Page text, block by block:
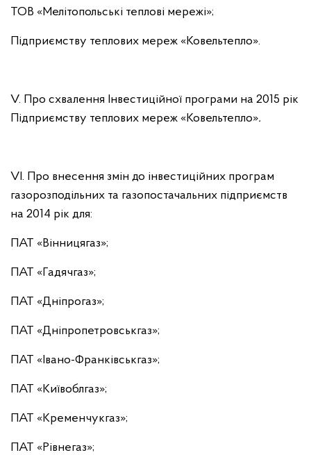
ТОВ «Мелітопольські теплові мережі»;
Підприємству теплових мереж «Ковельтепло».
V. Про схвалення Інвестиційної програми на 2015 рік
Підприємству теплових мереж «Ковельтепло».
VІ. Про внесення змін до інвестиційних програм
газорозподільних та газопостачальних підприємств
на 2014 рік для:
ПАТ «Вінницягаз»;
ПАТ «Гадячгаз»;
ПАТ «Дніпрогаз»;
ПАТ «Дніпропетровськгаз»;
ПАТ «Івано-Франківськгаз»;
ПАТ «Київоблгаз»;
ПАТ «Кременчукгаз»;
ПАТ «Рівнегаз»;